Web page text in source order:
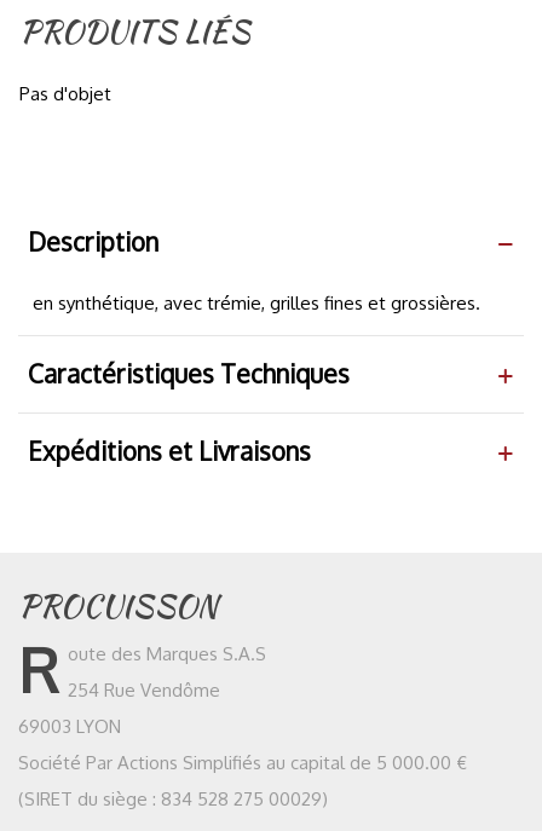
PRODUITS LIÉS
Pas d'objet
Description
en synthétique, avec trémie, grilles fines et grossières.
Caractéristiques Techniques
Expéditions et Livraisons
PROCUISSON
R oute des Marques S.A.S
254 Rue Vendôme
69003 LYON
Société Par Actions Simplifiés au capital de 5 000.00 €
(SIRET du siège : 834 528 275 00029)